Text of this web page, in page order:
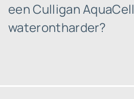
een Culligan AquaCell
waterontharder?